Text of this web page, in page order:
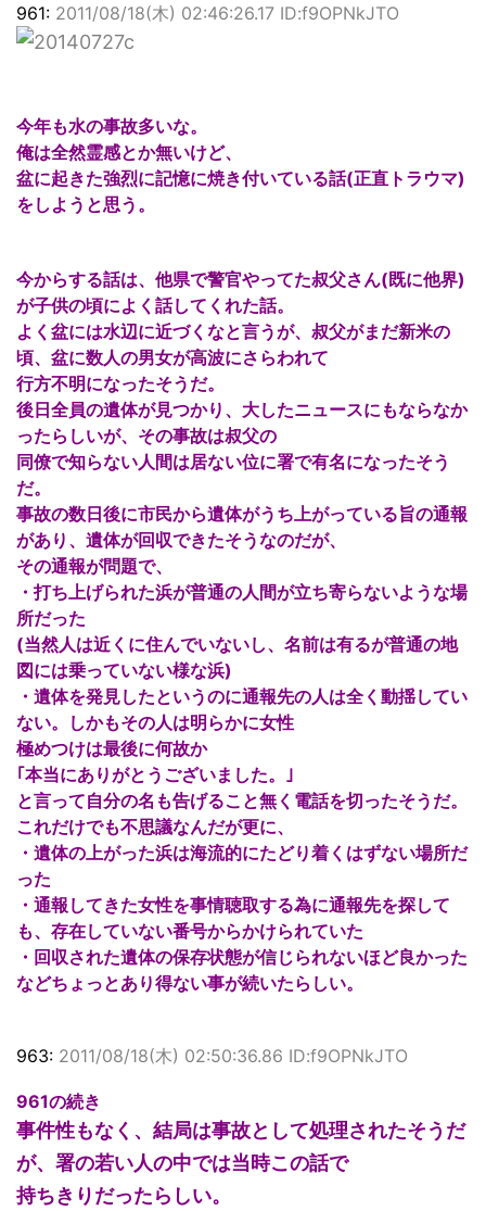
961: 2011/08/18(木) 02:46:26.17 ID:f9OPNkJTO
今年も水の事故多いな。
俺は全然霊感とか無いけど、
盆に起きた強烈に記憶に焼き付いている話(正直トラウマ)
をしようと思う。
今からする話は、他県で警官やってた叔父さん(既に他界)
が子供の頃によく話してくれた話。
よく盆には水辺に近づくなと言うが、叔父がまだ新米の
頃、盆に数人の男女が高波にさらわれて
行方不明になったそうだ。
後日全員の遺体が見つかり、大したニュースにもならなか
ったらしいが、その事故は叔父の
同僚で知らない人間は居ない位に署で有名になったそう
だ。
事故の数日後に市民から遺体がうち上がっている旨の通報
があり、遺体が回収できたそうなのだが、
その通報が問題で、
・打ち上げられた浜が普通の人間が立ち寄らないような場
所だった
(当然人は近くに住んでいないし、名前は有るが普通の地
図には乗っていない様な浜)
・遺体を発見したというのに通報先の人は全く動揺してい
ない。しかもその人は明らかに女性
極めつけは最後に何故か
｢本当にありがとうございました。｣
と言って自分の名も告げること無く電話を切ったそうだ。
これだけでも不思議なんだが更に、
・遺体の上がった浜は海流的にたどり着くはずない場所だ
った
・通報してきた女性を事情聴取する為に通報先を探して
も、存在していない番号からかけられていた
・回収された遺体の保存状態が信じられないほど良かった
などちょっとあり得ない事が続いたらしい。
963: 2011/08/18(木) 02:50:36.86 ID:f9OPNkJTO
961の続き
事件性もなく、結局は事故として処理されたそうだ
が、署の若い人の中では当時この話で
持ちきりだったらしい。